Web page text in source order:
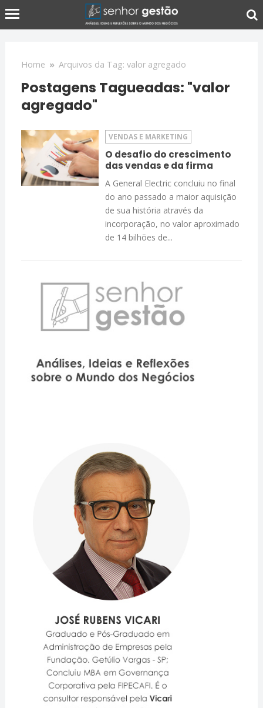
Home » Arquivos da Tag: valor agregado
Postagens Tagueadas: "valor
agregado"
VENDAS E MARKETING
O desafio do crescimento
das vendas e da firma
A General Electric concluiu no final
do ano passado a maior aquisição
de sua história através da
incorporação, no valor aproximado
de 14 bilhões de...